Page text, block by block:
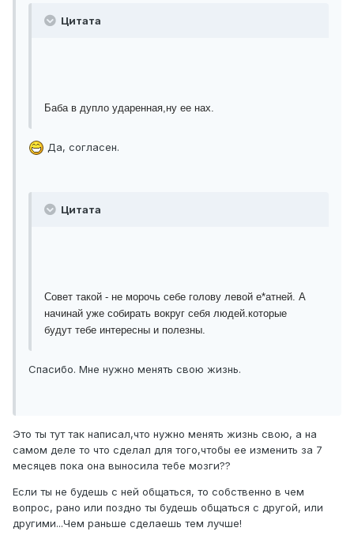
Цитата
Баба в дупло ударенная,ну ее нах.
Да, согласен.
Цитата
Совет такой - не морочь себе голову левой е*атней. А
начинай уже собирать вокруг себя людей.которые
будут тебе интересны и полезны.
Спасибо. Мне нужно менять свою жизнь.
Это ты тут так написал,что нужно менять жизнь свою, а на
самом деле то что сделал для того,чтобы ее изменить за 7
месяцев пока она выносила тебе мозги??
Если ты не будешь с ней общаться, то собственно в чем
вопрос, рано или поздно ты будешь общаться с другой, или
другими...Чем раньше сделаешь тем лучше!